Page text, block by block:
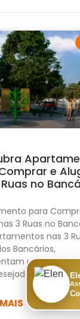
e
no
para
3 Ruas no
nas 3
Bancários,
uma das
de